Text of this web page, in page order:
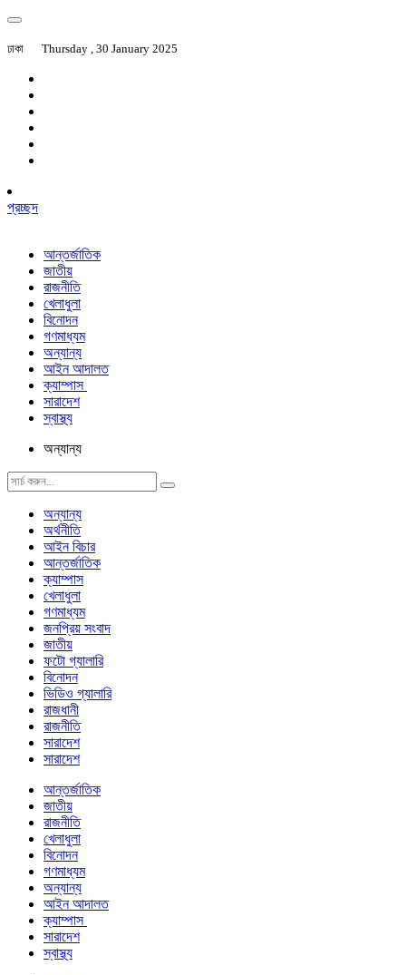
ঢাকা Thursday , 30 January 2025
প্রচ্ছদ
আন্তর্জাতিক
জাতীয়
রাজনীতি
খেলাধুলা
বিনোদন
গণমাধ্যম
অন্যান্য
আইন আদালত
ক্যাম্পাস
সারাদেশ
স্বাস্থ্য
অন্যান্য
অন্যান্য
অর্থনীতি
আইন বিচার
আন্তর্জাতিক
ক্যাম্পাস
খেলাধুলা
গণমাধ্যম
জনপ্রিয় সংবাদ
জাতীয়
ফটো গ্যালারি
বিনোদন
ভিডিও গ্যালারি
রাজধানী
রাজনীতি
সারাদেশ
সারাদেশ
আন্তর্জাতিক
জাতীয়
রাজনীতি
খেলাধুলা
বিনোদন
গণমাধ্যম
অন্যান্য
আইন আদালত
ক্যাম্পাস
সারাদেশ
স্বাস্থ্য